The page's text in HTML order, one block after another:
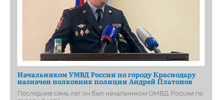
Начальником УМВД России по городу Краснодару
назначен полковник полиции Андрей Платонов
Последние семь лет он был начальником ОМВД России по